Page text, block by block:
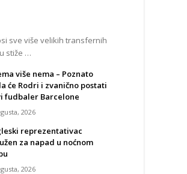
sve više velikih transfernih
stiže …
više nema – Poznato
će Rodri i zvanično postati
fudbaler Barcelone
2026
reprezentativac
za napad u noćnom
2026